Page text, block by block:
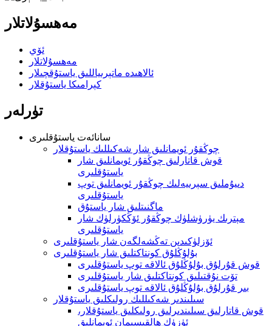
مەھسۇلاتلار
ئۆي
مەھسۇلاتلار
ئالاھىدە ماتېرىياللىق ياستۇقچىلار
كېرامىكا ياستۇقلار
تۈرلەر
سانائەت ياستۇقلىرى
چوڭقۇر ئويمانلىق شار شەكىللىك ياستۇقلار
قوش قاتارلىق چوڭقۇر ئويمانلىق شار
ياستۇقلىرى
دىيۇملىق سېرىيەلىك چوڭقۇر ئويمانلىق توپ
ياستۇقلىرى
ماگنىتلىق شار ياستۇق
مېترىك يۈرۈشلۈك چوڭقۇر ئۆڭكۈرلۈك شار
ياستۇقلىرى
ئۆزلۈكىدىن تەڭشەلگەن شار ياستۇقلىرى
بۇلۇڭلۇق كونتاكتلىق شار ياستۇقلىرى
قوش قۇرلۇق بۇلۇڭلۇق ئالاقە توپ ياستۇقلىرى
تۆت نۇقتىلىق كونتاكتلىق شار ياستۇقلىرى
بىر قۇرلۇق بۇلۇڭلۇق ئالاقە توپ ياستۇقلىرى
سىلىندىر شەكىللىك رولىكلىق ياستۇقلار
قوش قاتارلىق سىلىندىرلىق رولىكلىق ياستۇقلار،
ئۈزۈك ھالقىسىمان ئويمانلىق